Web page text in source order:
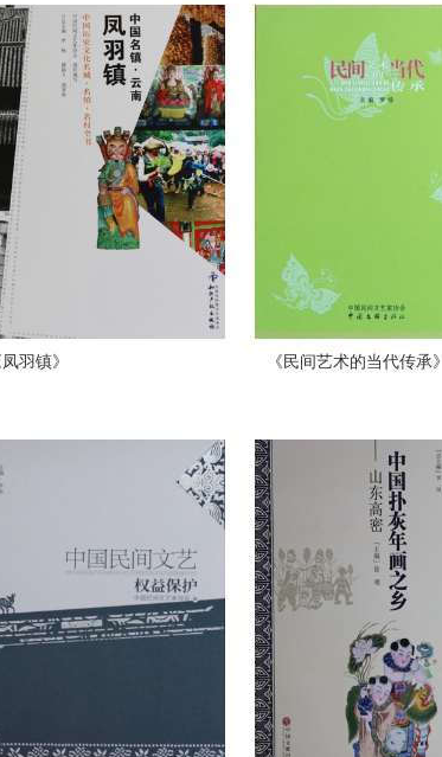
凤羽镇》 《民间艺术的当代传承》